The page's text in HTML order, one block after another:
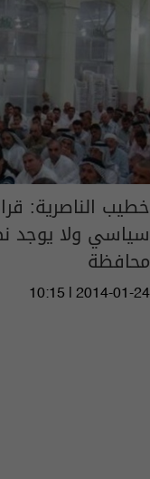
خطيب الناصرية:
محافظة
10:15 | 2014-01-24